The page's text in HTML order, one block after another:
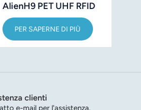
AlienH9 PET UHF RFID
per la gestione delle
risorse
PER SAPERNE DI PIÙ
clienti
e-mail per l'assistenza.